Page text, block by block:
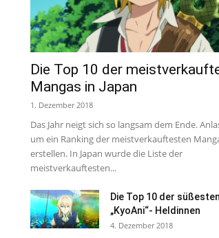
Die Top 10 der
Mangas in Japan
1. Dezember 2018
Das Jahr neigt sich so langsam dem Ende.
um ein Ranking der meistverkauftesten
erstellen. In Japan wurde die Liste der
meistverkauftesten...
Die Top 10 der süßesten
„KyoAni“- Heldinnen
4. Dezember 2018